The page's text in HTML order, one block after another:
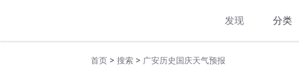
发现 分类
首页 > 搜索 > 广安历史国庆天气预报